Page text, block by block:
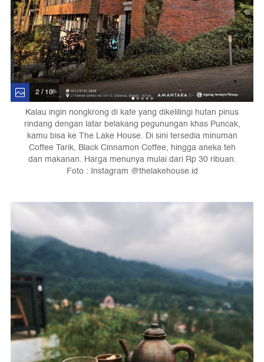
2 / 10
Kalau ingin nongkrong di kafe yang dikelilingi hutan pinus
rindang dengan latar belakang pegunungan khas Puncak,
kamu bisa ke The Lake House. Di sini tersedia minuman
Coffee Tarik, Black Cinnamon Coffee, hingga aneka teh
dan makanan. Harga menunya mulai dari Rp 30 ribuan.
Foto : Instagram @thelakehouse.id